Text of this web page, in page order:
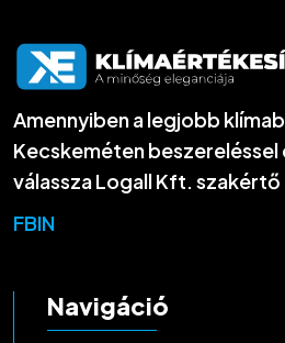
Amennyiben a legjobb
Kecskeméten beszereléssel
válassza Logall Kft.
FBIN
Navigáció